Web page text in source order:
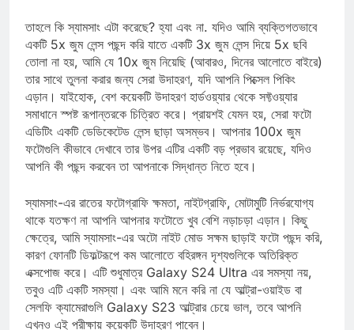
তাহলে কি স্যামসাং এটা করেছে? হ্যা এবং না. যদিও আমি ব্যক্তিগতভাবে
একটি 5x জুম লেন্স পছন্দ করি যাতে একটি 3x জুম লেন্স দিয়ে 5x ছবি
তোলা না হয়, আমি যে 10x জুম নিয়েছি (আবারও, দিনের আলোতে বাইরে)
তার সাথে তুলনা করার জন্য সেরা উদাহরণ, যদি আপনি পিক্সেল পিকিং
এড়ান। যাইহোক, বেশ কয়েকটি উদাহরণ হার্ডওয়্যার থেকে সফ্টওয়্যার
সমাধানে স্পষ্ট রূপান্তরকে চিত্রিত করে। প্রায়শই যেমন হয়, সেরা ফটো
এডিটিং একটি ডেডিকেটেড লেন্স ছাড়া অসম্ভব। আপনার 100x জুম
ফটোগুলি কীভাবে দেখাবে তার উপর এটির একটি বড় প্রভাব রয়েছে, যদিও
স্যামসাং-এর রাতের ফটোগ্রাফি ক্ষমতা, নাইটগ্রাফি, মোটামুটি নির্ভরযোগ্য
থাকে যতক্ষণ না আপনি আপনার ফটোতে খুব বেশি নড়াচড়া এড়ান। কিছু
ক্ষেত্রে, আমি স্যামসাং-এর অটো নাইট মোড সক্ষম ছাড়াই ফটো পছন্দ করি,
কারণ ফোনটি ডিফল্টরূপে কম আলোতে বহিরঙ্গন দৃশ্যগুলিকে অতিরিক্ত
এক্সপোজ করে। এটি শুধুমাত্র Galaxy S24 Ultra এর সমস্যা নয়,
তবুও এটি একটি সমস্যা। এবং আমি মনে করি না যে আল্ট্রা-ওয়াইড বা
সেলফি ক্যামেরাগুলি Galaxy S23 আল্ট্রার চেয়ে ভাল, তবে আপনি